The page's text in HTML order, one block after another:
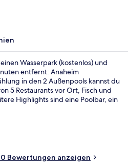
Wasserpark (kostenlos) und
entfernt: Anaheim
in den 2 Außenpools kannst du
5 Restaurants vor Ort, Fisch und
Highlights sind eine Poolbar, ein
gefallen der Pool und die
Bewertungen anzeigen